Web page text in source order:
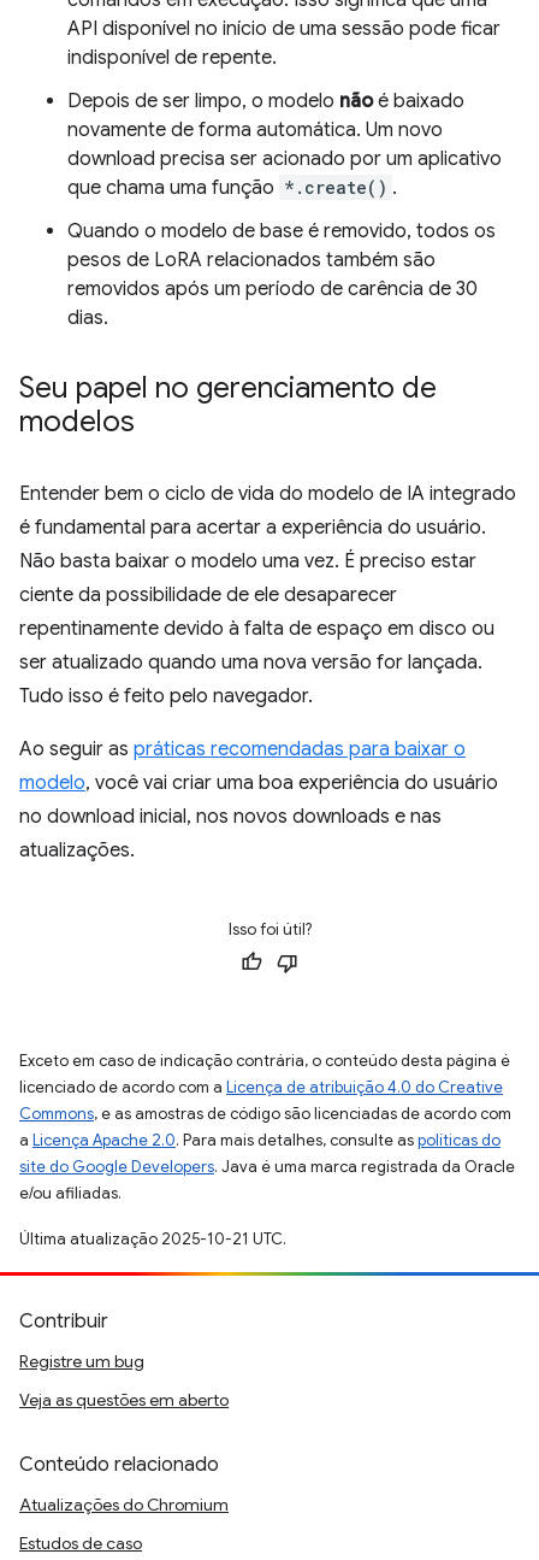
API disponível no início de uma sessão pode ficar
indisponível de repente.
Depois de ser limpo, o modelo nãoé baixado
novamente de forma automática. Um novo
download precisa ser acionado por um aplicativo
que chama uma função *.create() .
Quando o modelo de base é removido, todos os
pesos de LoRA relacionados também são
removidos após um período de carência de 30
dias.
Seu papel no gerenciamento de
modelos
Entender bem o ciclo de vida do modelo de IA integrado
é fundamental para acertar a experiência do usuário.
Não basta baixar o modelo uma vez. É preciso estar
ciente da possibilidade de ele desaparecer
repentinamente devido à falta de espaço em disco ou
ser atualizado quando uma nova versão for lançada.
Tudo isso é feito pelo navegador.
Ao seguir as práticas recomendadas para baixar o
modelo, você vai criar uma boa experiência do usuário
no download inicial, nos novos downloads e nas
atualizações.
Isso foi útil?
Exceto em caso de indicação contrária, o conteúdo desta página é
licenciado de acordo com a Licença de atribuição 4.0 do Creative
Commons, e as amostras de código são licenciadas de acordo com
a Licença Apache 2.0. Para mais detalhes, consulte aspolíticas do
site do Google Developers. Java é uma marca registrada da Oracle
e/ou afiliadas.
Última atualização 2025-10-21 UTC.
Contribuir
Registre um bug
Veja as questões em aberto
Conteúdo relacionado
Atualizações do Chromium
Estudos de caso